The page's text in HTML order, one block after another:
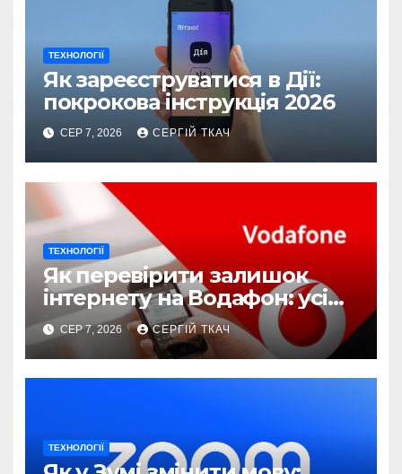
ТЕХНОЛОГІЇ
Як зареєструватися в Дії:
покрокова інструкція 2026
СЕР 7, 2026 СЕРГІЙ ТКАЧ
ТЕХНОЛОГІЇ
Як перевірити залишок
інтернету на Водафон: усі
способи
СЕР 7, 2026 СЕРГІЙ ТКАЧ
ТЕХНОЛОГІЇ